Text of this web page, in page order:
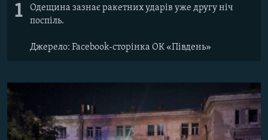
1
Одещина зазнає ракетних ударів уже другу ніч
поспіль.
Джерело: Facebook-сторінка ОК «Південь»